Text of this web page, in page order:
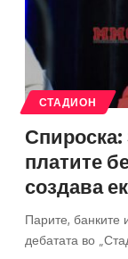
СТАДИОН
платите
создава
Парите, банките
дебатата во